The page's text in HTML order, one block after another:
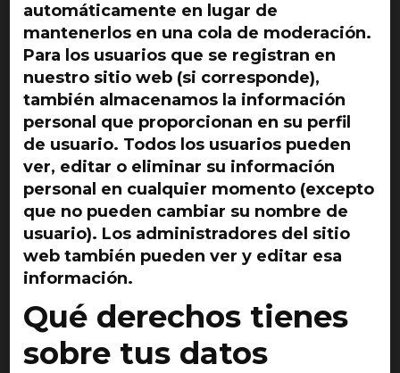
automáticamente en lugar de
mantenerlos en una cola de moderación.
Para los usuarios que se registran en
nuestro sitio web (si corresponde),
también almacenamos la información
personal que proporcionan en su perfil
de usuario. Todos los usuarios pueden
ver, editar o eliminar su información
personal en cualquier momento (excepto
que no pueden cambiar su nombre de
usuario). Los administradores del sitio
web también pueden ver y editar esa
información.
Qué derechos tienes
sobre tus datos